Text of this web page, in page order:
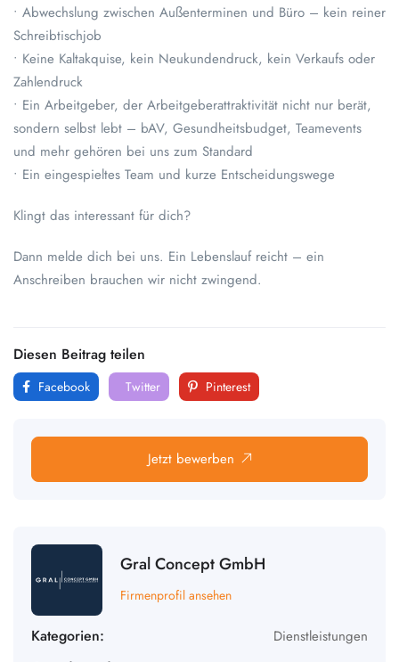
• Abwechslung zwischen Außenterminen und Büro – kein reiner
Schreibtischjob
• Keine Kaltakquise, kein Neukundendruck, kein Verkaufs oder
Zahlendruck
• Ein Arbeitgeber, der Arbeitgeberattraktivität nicht nur berät,
sondern selbst lebt – bAV, Gesundheitsbudget, Teamevents
und mehr gehören bei uns zum Standard
• Ein eingespieltes Team und kurze Entscheidungswege
Klingt das interessant für dich?
Dann melde dich bei uns. Ein Lebenslauf reicht – ein
Anschreiben brauchen wir nicht zwingend.
Diesen Beitrag teilen
Facebook Twitter Pinterest
Jetzt bewerben
Gral Concept GmbH
Firmenprofil ansehen
Kategorien: Dienstleistungen